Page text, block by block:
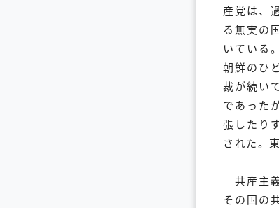
産党は、
る無実の
いている
朝鮮のひ
裁が続い
であった
張したり
された。
共産主
その国の